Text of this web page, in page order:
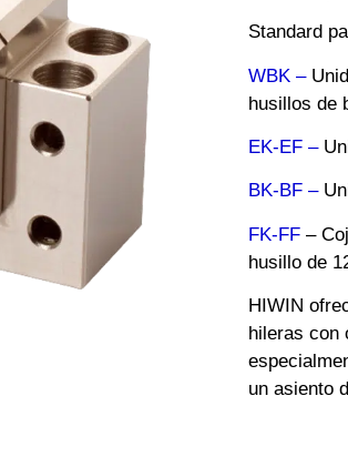
Standard
WBK –
husillos de
EK-EF –
BK-BF –
FK-FF –
husillo de
HIWIN
hileras con
un asiento